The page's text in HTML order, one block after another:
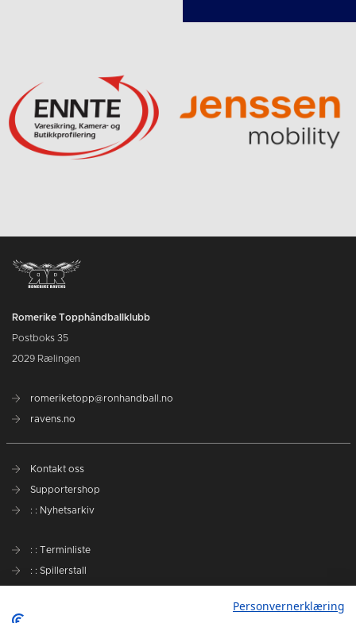
Romerike Topphåndballklubb
Postboks 35
2029 Rælingen
romeriketopp@ronhandball.no
ravens.no
Kontakt oss
Supportershop
: : Nyhetsarkiv
: : Terminliste
: : Spillerstall
Personvernerklæring